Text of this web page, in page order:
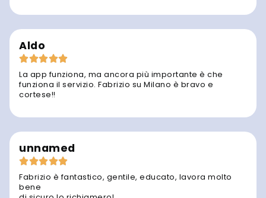
Aldo
La app funziona, ma ancora più importante è che
funziona il servizio. Fabrizio su Milano è bravo e
cortese!!
unnamed
Fabrizio è fantastico, gentile, educato, lavora molto
bene